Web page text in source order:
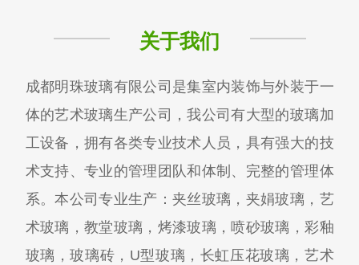
关于我们
成都明珠玻璃有限公司是集室内装饰与外装于一
体的艺术玻璃生产公司，我公司有大型的玻璃加
工设备，拥有各类专业技术人员，具有强大的技
术支持、专业的管理团队和体制、完整的管理体
系。本公司专业生产：夹丝玻璃，夹娟玻璃，艺
术玻璃，教堂玻璃，烤漆玻璃，喷砂玻璃，彩釉
玻璃，玻璃砖，U型玻璃，长虹压花玻璃，艺术